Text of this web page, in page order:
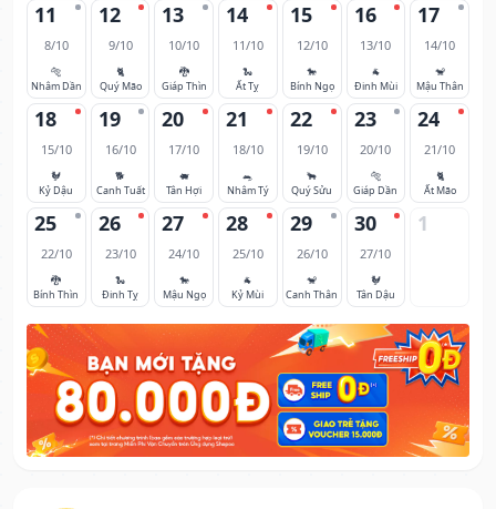
11
8/10
🐅
Nhâm Dần
12
9/10
🐈
Quý Mão
13
10/10
🐉
Giáp Thìn
14
11/10
🐍
Ất Tỵ
15
12/10
🐎
Bính Ngọ
16
13/10
🐐
Đinh Mùi
17
14/10
🐒
Mậu Thân
18
15/10
🐓
Kỷ Dậu
19
16/10
🐕
Canh Tuất
20
17/10
🐖
Tân Hợi
21
18/10
🐀
Nhâm Tý
22
19/10
🐂
Quý Sửu
23
20/10
🐅
Giáp Dần
24
21/10
🐈
Ất Mão
25
22/10
🐉
Bính Thìn
26
23/10
🐍
Đinh Tỵ
27
24/10
🐎
Mậu Ngọ
28
25/10
🐐
Kỷ Mùi
29
26/10
🐒
Canh Thân
30
27/10
🐓
Tân Dậu
1